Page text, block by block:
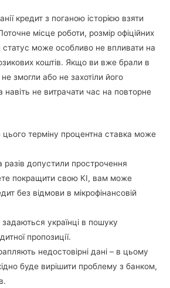
кредит з поганою історією взяти
місце роботи, розмір офіційних
статус може особливо не впливати на
коштів. Якщо ви вже брали в
змогли або не захотіли його
не витрачати час на повторне
цього терміну процентна ставка може
разів допустили прострочення
покращити свою КІ, вам може
без відмови в мікрофінансовій
українці в пошуку
пропозиції.
недостовірні дані – в цьому
буде вирішити проблему з банком,